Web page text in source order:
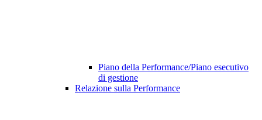
Piano della Performance/Piano esecutivo
di gestione
Relazione sulla Performance